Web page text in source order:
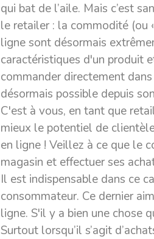
qui bat de l’aile. Mais c’est
le retailer : la commodité (ou
ligne sont désormais
caractéristiques d'un produit
commander directement
désormais possible depuis
C'est à vous, en tant que
mieux le potentiel de
en ligne ! Veillez à ce que le
magasin et effectuer ses
Il est indispensable dans ce
consommateur. Ce dernier
ligne. S'il y a bien une chose
Surtout lorsqu’il s’agit